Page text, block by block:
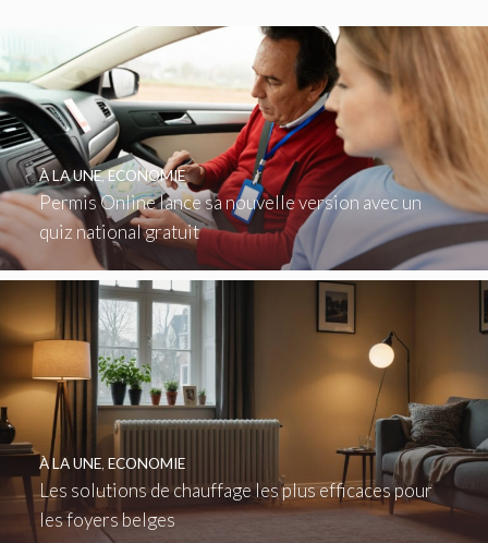
Permis Online lance sa nouvelle version avec un
quiz national gratuit
À LA UNE,ECONOMIE
Les solutions de chauffage les plus efficaces pour
les foyers belges
À LA UNE, ECONOMIE